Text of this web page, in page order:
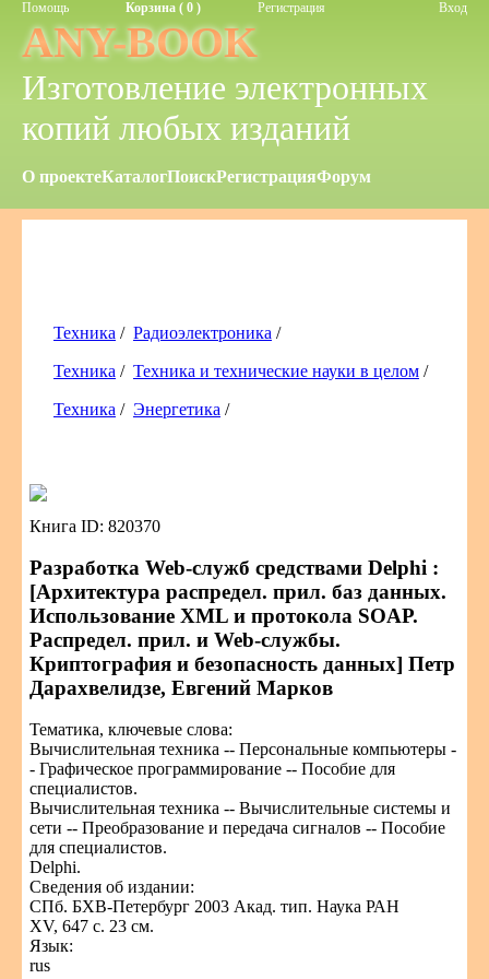
Помощь Корзина ( 0 ) Регистрация Вход
ANY-BOOK
Изготовление электронных
копий любых изданий
О проектеКаталогПоискРегистрацияФорум
Техника / Радиоэлектроника /
Техника / Техника и технические науки в целом /
Техника / Энергетика /
Книга ID: 820370
Разработка Web-служб средствами Delphi :
[Архитектура распредел. прил. баз данных.
Использование XML и протокола SOAP.
Распредел. прил. и Web-службы.
Криптография и безопасность данных] Петр
Дарахвелидзе, Евгений Марков
Тематика, ключевые слова:
Вычислительная техника -- Персональные компьютеры -
- Графическое программирование -- Пособие для
специалистов.
Вычислительная техника -- Вычислительные системы и
сети -- Преобразование и передача сигналов -- Пособие
для специалистов.
Delphi.
Сведения об издании:
СПб. БХВ-Петербург 2003 Акад. тип. Наука РАН
XV, 647 с. 23 см.
Язык:
rus